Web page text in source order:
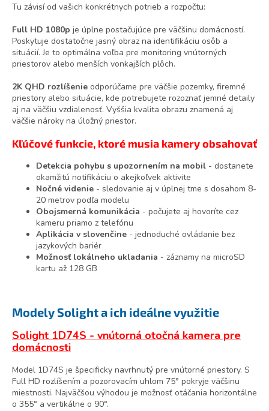
Tu závisí od vašich konkrétnych potrieb a rozpočtu:
Full HD 1080p je úplne postačujúce pre väčšinu domácností.
Poskytuje dostatočne jasný obraz na identifikáciu osôb a
situácií. Je to optimálna voľba pre monitoring vnútorných
priestorov alebo menších vonkajších plôch.
2K QHD rozlíšenie odporúčame pre väčšie pozemky, firemné
priestory alebo situácie, kde potrebujete rozoznať jemné detaily
aj na väčšiu vzdialenosť. Vyššia kvalita obrazu znamená aj
väčšie nároky na úložný priestor.
Kľúčové funkcie, ktoré musia kamery obsahovať
Detekcia pohybu s upozornením na mobil - dostanete
okamžitú notifikáciu o akejkoľvek aktivite
Nočné videnie - sledovanie aj v úplnej tme s dosahom 8-
20 metrov podľa modelu
Obojsmerná komunikácia - počujete aj hovoríte cez
kameru priamo z telefónu
Aplikácia v slovenčine - jednoduché ovládanie bez
jazykových bariér
Možnosť lokálneho ukladania - záznamy na microSD
kartu až 128 GB
Modely Solight a ich ideálne využitie
Solight 1D74S - vnútorná otočná kamera pre
domácnosti
Model 1D74S je špecificky navrhnutý pre vnútorné priestory. S
Full HD rozlíšením a pozorovacím uhlom 75° pokryje väčšinu
miestnosti. Najväčšou výhodou je možnosť otáčania horizontálne
o 355° a vertikálne o 90°.